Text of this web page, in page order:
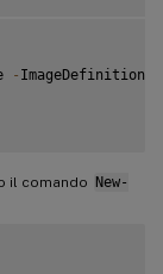
-
il comando New-